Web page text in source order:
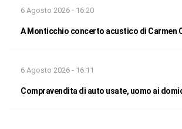
6 Agosto 2026 - 16:20
A Monticchio concerto acustico di Carmen
6 Agosto 2026 - 16:11
Compravendita di auto usate, uomo ai